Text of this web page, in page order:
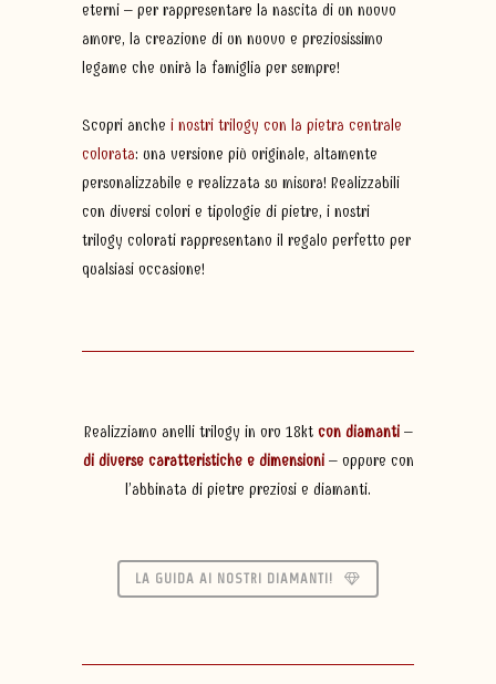
eterni – per rappresentare la nascita di un nuovo
amore, la creazione di un nuovo e preziosissimo
legame che unirà la famiglia per sempre!
Scopri anche i nostri trilogy con la pietra centrale
colorata: una versione più originale, altamente
personalizzabile e realizzata su misura! Realizzabili
con diversi colori e tipologie di pietre, i nostri
trilogy colorati rappresentano il regalo perfetto per
qualsiasi occasione!
Realizziamo anelli trilogy in oro 18kt con diamanti –
di diverse caratteristiche e dimensioni– oppure con
l’abbinata di pietre preziosi e diamanti.
LA GUIDA AI NOSTRI DIAMANTI!